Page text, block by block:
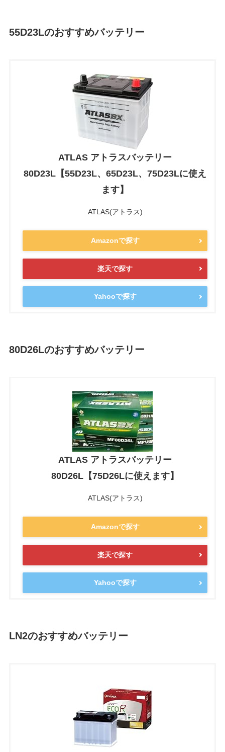
55D23Lのおすすめバッテリー
ATLAS アトラスバッテリー
80D23L【55D23L、65D23L、75D23Lに使え
ます】
ATLAS(アトラス)
Amazonで探す
楽天で探す
Yahooで探す
80D26Lのおすすめバッテリー
ATLAS アトラスバッテリー
80D26L【75D26Lに使えます】
ATLAS(アトラス)
Amazonで探す
楽天で探す
Yahooで探す
LN2のおすすめバッテリー